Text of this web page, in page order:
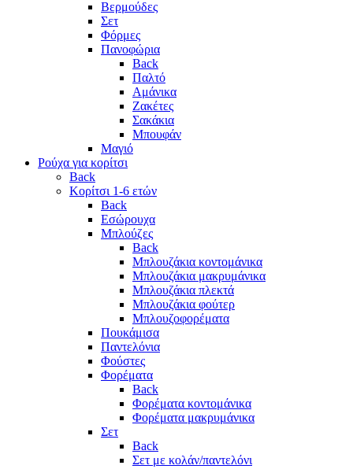
Βερμούδες
Σετ
Φόρμες
Πανοφώρια
Back
Παλτό
Αμάνικα
Ζακέτες
Σακάκια
Μπουφάν
Μαγιό
Ρούχα για κορίτσι
Back
Κορίτσι 1-6 ετών
Back
Εσώρουχα
Μπλούζες
Back
Μπλουζάκια κοντομάνικα
Μπλουζάκια μακρυμάνικα
Μπλουζάκια πλεκτά
Μπλουζάκια φούτερ
Μπλουζοφορέματα
Πουκάμισα
Παντελόνια
Φούστες
Φορέματα
Back
Φορέματα κοντομάνικα
Φορέματα μακρυμάνικα
Σετ
Back
Σετ με κολάν/παντελόνι